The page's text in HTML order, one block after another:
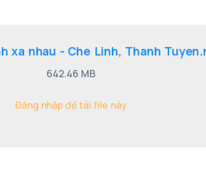
xa nhau - Che Linh, Thanh
642.46 MB
Đăng nhập để tải file này